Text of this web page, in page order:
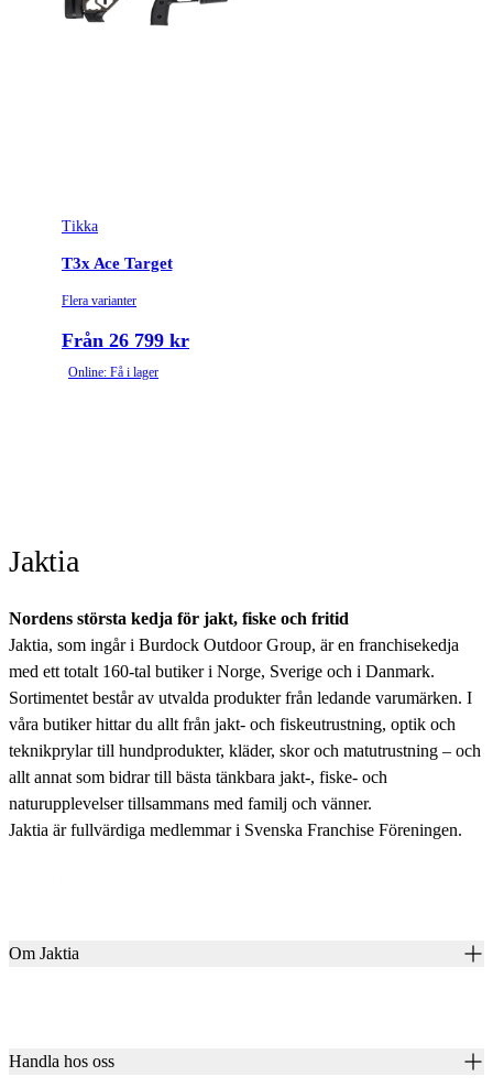
Tikka
T3x Ace Target
Flera varianter
Från 26 799 kr
Online: Få i lager
Jaktia
Nordens största kedja för jakt, fiske och fritid
Jaktia, som ingår i Burdock Outdoor Group, är en franchisekedja
med ett totalt 160-tal butiker i Norge, Sverige och i Danmark.
Sortimentet består av utvalda produkter från ledande varumärken. I
våra butiker hittar du allt från jakt- och fiskeutrustning, optik och
teknikprylar till hundprodukter, kläder, skor och matutrustning – och
allt annat som bidrar till bästa tänkbara jakt-, fiske- och
naturupplevelser tillsammans med familj och vänner.
Jaktia är fullvärdiga medlemmar i Svenska Franchise Föreningen.
Om Jaktia
Karriär
Handla hos oss